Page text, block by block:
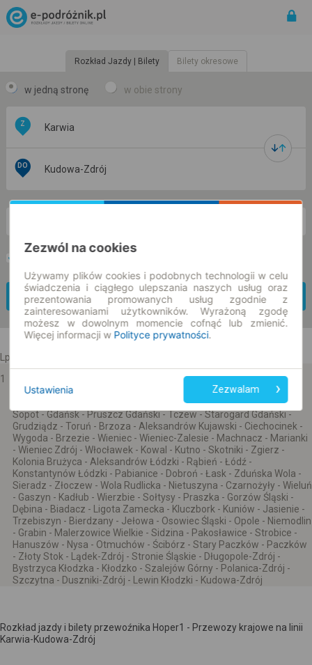
Rozkład Jazdy | Bilety Bilety okresowe
w jedną stronę w obie strony
Z
DO
Znajdź połączenie
Rozkład jazdy Hoper1 na trasie Karwia-Kudowa-Zdrój
Lp.
1
Karwia - Ostrowo - Jastrzębia Góra - Rozewie - Chłapowo -
Władysławowo - Swarzewo - Gnieżdżewo - Puck - Celbowo -
Sławutówko - Widlino - Rekowo Górne - Reda - Rumia - Gdynia -
Sopot - Gdańsk - Pruszcz Gdański - Tczew - Starogard Gdański -
Grudziądz - Toruń - Brzoza - Aleksandrów Kujawski - Ciechocinek -
Wygoda - Brzezie - Wieniec - Wieniec-Zalesie - Machnacz - Marianki
- Wieniec Zdrój - Włocławek - Kowal - Kutno - Skotniki - Zgierz -
Kolonia Brużyca - Aleksandrów Łódzki - Rąbień - Łódź -
Konstantynów Łódzki - Pabianice - Dobroń - Łask - Zduńska Wola -
Sieradz - Złoczew - Wola Rudlicka - Nietuszyna - Czarnożyły - Wieluń
- Gaszyn - Kadłub - Wierzbie - Sołtysy - Praszka - Gorzów Śląski -
Dębina - Biadacz - Ligota Zamecka - Kluczbork - Kuniów - Jasienie -
Trzebiszyn - Bierdzany - Jełowa - Osowiec Śląski - Opole - Niemodlin
- Grabin - Malerzowice Wielkie - Sidzina - Pakosławice - Strobice -
Hanuszów - Nysa - Otmuchów - Ścibórz - Stary Paczków - Paczków
- Złoty Stok - Lądek-Zdrój - Stronie Śląskie - Długopole-Zdrój -
Bystrzyca Kłodzka - Kłodzko - Szalejów Górny - Polanica-Zdrój -
Szczytna - Duszniki-Zdrój - Lewin Kłodzki - Kudowa-Zdrój
Rozkład jazdy i bilety przewoźnika Hoper1 - Przewozy krajowe na linii
Karwia-Kudowa-Zdrój
Zezwól na cookies
Używamy plików cookies i podobnych technologii w celu
świadczenia i ciągłego ulepszania naszych usług oraz
prezentowania promowanych usług zgodnie z
zainteresowaniami użytkowników. Wyrażoną zgodę
możesz w dowolnym momencie cofnąć lub zmienić.
Więcej informacji w Polityce prywatności.
Ustawienia Zezwalam